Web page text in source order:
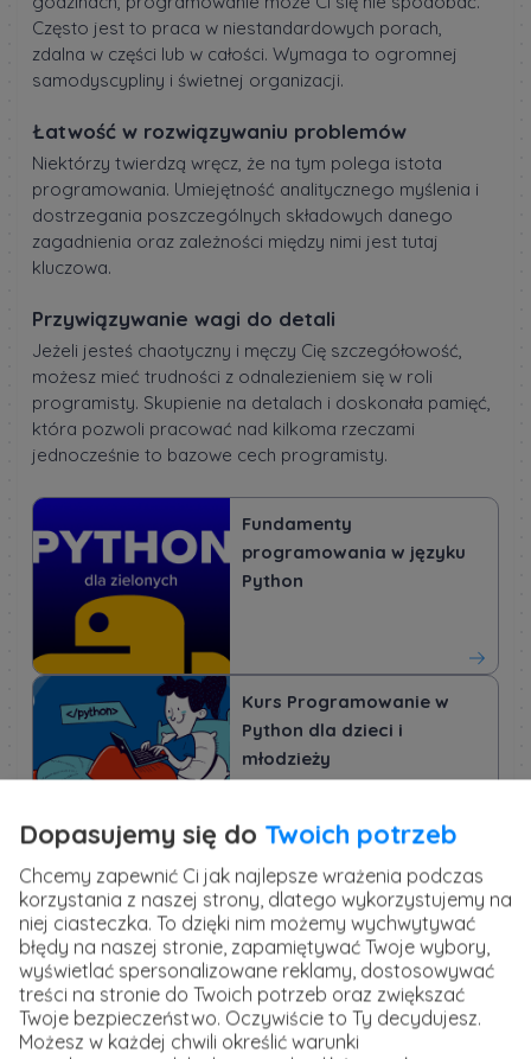
Często jest to praca w niestandardowych porach,
zdalna w części lub w całości. Wymaga to ogromnej
samodyscypliny i świetnej organizacji.
Łatwość w rozwiązywaniu problemów
Niektórzy twierdzą wręcz, że na tym polega istota
programowania. Umiejętność analitycznego myślenia i
dostrzegania poszczególnych składowych danego
zagadnienia oraz zależności między nimi jest tutaj
kluczowa.
Przywiązywanie wagi do detali
Jeżeli jesteś chaotyczny i męczy Cię szczegółowość,
możesz mieć trudności z odnalezieniem się w roli
programisty. Skupienie na detalach i doskonała pamięć,
która pozwoli pracować nad kilkoma rzeczami
jednocześnie to bazowe cech programisty.
Fundamenty
programowania w języku
Python
Kurs Programowanie w
Python dla dzieci i
młodzieży
Kurs JAVA dla zielonych
Dopasujemy się do Twoich potrzeb
Chcemy zapewnić Ci jak najlepsze wrażenia podczas
korzystania z naszej strony, dlatego wykorzystujemy na
niej ciasteczka. To dzięki nim możemy wychwytywać
błędy na naszej stronie, zapamiętywać Twoje wybory,
wyświetlać spersonalizowane reklamy, dostosowywać
treści na stronie do Twoich potrzeb oraz zwiększać
Twoje bezpieczeństwo. Oczywiście to Ty decydujesz.
Możesz w każdej chwili określić warunki